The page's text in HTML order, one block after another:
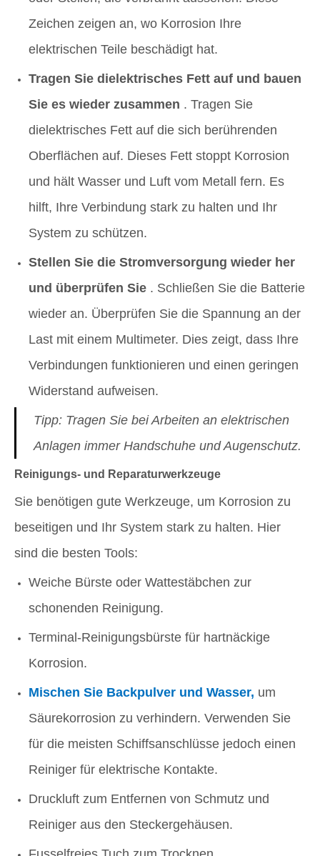
Zeichen zeigen an, wo Korrosion Ihre
elektrischen Teile beschädigt hat.
Tragen Sie dielektrisches Fett auf und bauen
Sie es wieder zusammen . Tragen Sie
dielektrisches Fett auf die sich berührenden
Oberflächen auf. Dieses Fett stoppt Korrosion
und hält Wasser und Luft vom Metall fern. Es
hilft, Ihre Verbindung stark zu halten und Ihr
System zu schützen.
Stellen Sie die Stromversorgung wieder her
und überprüfen Sie . Schließen Sie die Batterie
wieder an. Überprüfen Sie die Spannung an der
Last mit einem Multimeter. Dies zeigt, dass Ihre
Verbindungen funktionieren und einen geringen
Widerstand aufweisen.
Tipp: Tragen Sie bei Arbeiten an elektrischen
Anlagen immer Handschuhe und Augenschutz.
Reinigungs- und Reparaturwerkzeuge
Sie benötigen gute Werkzeuge, um Korrosion zu
beseitigen und Ihr System stark zu halten. Hier
sind die besten Tools:
Weiche Bürste oder Wattestäbchen zur
schonenden Reinigung.
Terminal-Reinigungsbürste für hartnäckige
Korrosion.
Mischen Sie Backpulver und Wasser, um
Säurekorrosion zu verhindern. Verwenden Sie
für die meisten Schiffsanschlüsse jedoch einen
Reiniger für elektrische Kontakte.
Druckluft zum Entfernen von Schmutz und
Reiniger aus den Steckergehäusen.